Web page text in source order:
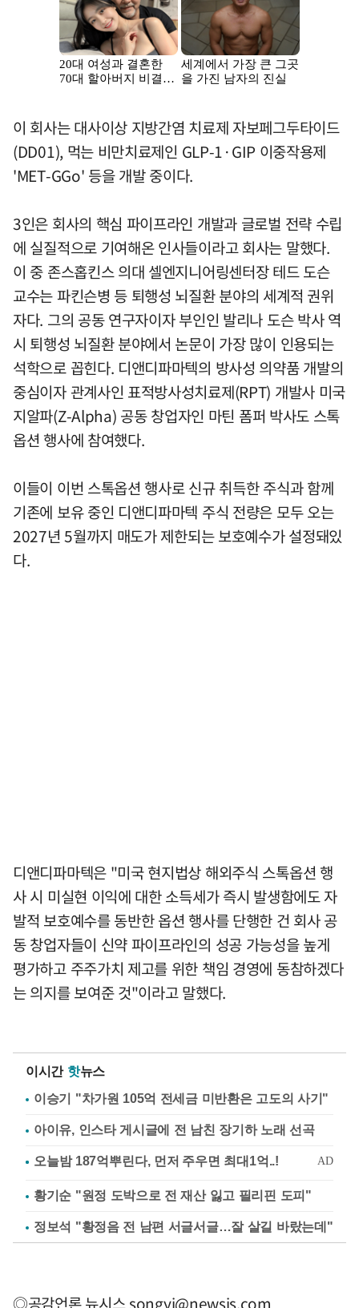
이 회사는 대사이상 지방간염 치료제 자보페그두타이드
(DD01), 먹는 비만치료제인 GLP-1·GIP 이중작용제
'MET-GGo' 등을 개발 중이다.
3인은 회사의 핵심 파이프라인 개발과 글로벌 전략 수립
에 실질적으로 기여해온 인사들이라고 회사는 말했다.
이 중 존스홉킨스 의대 셀엔지니어링센터장 테드 도슨
교수는 파킨슨병 등 퇴행성 뇌질환 분야의 세계적 권위
자다. 그의 공동 연구자이자 부인인 발리나 도슨 박사 역
시 퇴행성 뇌질환 분야에서 논문이 가장 많이 인용되는
석학으로 꼽힌다. 디앤디파마텍의 방사성 의약품 개발의
중심이자 관계사인 표적방사성치료제(RPT) 개발사 미국
지알파(Z-Alpha) 공동 창업자인 마틴 폼퍼 박사도 스톡
옵션 행사에 참여했다.
이들이 이번 스톡옵션 행사로 신규 취득한 주식과 함께
기존에 보유 중인 디앤디파마텍 주식 전량은 모두 오는
2027년 5월까지 매도가 제한되는 보호예수가 설정돼있
다.
디앤디파마텍은 "미국 현지법상 해외주식 스톡옵션 행
사 시 미실현 이익에 대한 소득세가 즉시 발생함에도 자
발적 보호예수를 동반한 옵션 행사를 단행한 건 회사 공
동 창업자들이 신약 파이프라인의 성공 가능성을 높게
평가하고 주주가치 제고를 위한 책임 경영에 동참하겠다
는 의지를 보여준 것"이라고 말했다.
이시간 핫뉴스
이승기 "차가원 105억 전세금 미반환은 고도의 사기"
아이유, 인스타 게시글에 전 남친 장기하 노래 선곡
황기순 "원정 도박으로 전 재산 잃고 필리핀 도피"
정보석 "황정음 전 남편 서글서글…잘 살길 바랐는데"